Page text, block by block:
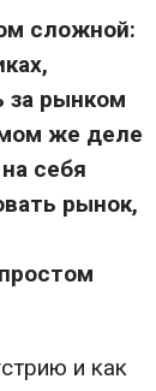
сложной:
за рынком
же деле
себя
рынок,
и как